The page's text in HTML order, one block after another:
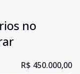
no
R$ 450.000,00